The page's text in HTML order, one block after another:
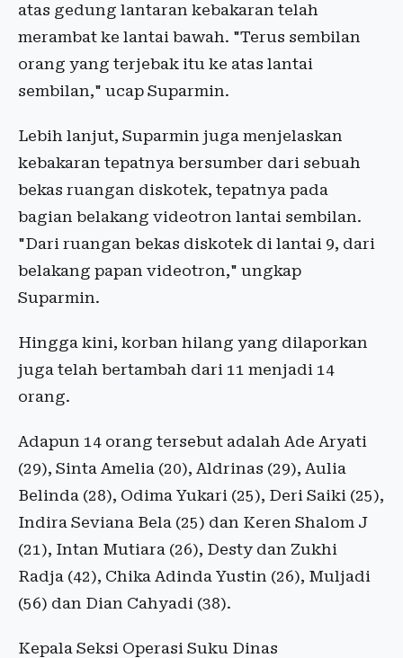
atas gedung lantaran kebakaran telah
merambat ke lantai bawah. "Terus sembilan
orang yang terjebak itu ke atas lantai
sembilan," ucap Suparmin.
Lebih lanjut, Suparmin juga menjelaskan
kebakaran tepatnya bersumber dari sebuah
bekas ruangan diskotek, tepatnya pada
bagian belakang videotron lantai sembilan.
"Dari ruangan bekas diskotek di lantai 9, dari
belakang papan videotron," ungkap
Suparmin.
Hingga kini, korban hilang yang dilaporkan
juga telah bertambah dari 11 menjadi 14
orang.
Adapun 14 orang tersebut adalah Ade Aryati
(29), Sinta Amelia (20), Aldrinas (29), Aulia
Belinda (28), Odima Yukari (25), Deri Saiki (25),
Indira Seviana Bela (25) dan Keren Shalom J
(21), Intan Mutiara (26), Desty dan Zukhi
Radja (42), Chika Adinda Yustin (26), Muljadi
(56) dan Dian Cahyadi (38).
Kepala Seksi Operasi Suku Dinas